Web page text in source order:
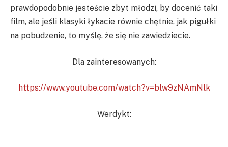
prawdopodobnie jesteście zbyt młodzi, by docenić taki
film, ale jeśli klasyki łykacie równie chętnie, jak pigułki
na pobudzenie, to myślę, że się nie zawiedziecie.
Dla zainteresowanych:
https://www.youtube.com/watch?v=blw9zNAmNlk
Werdykt: